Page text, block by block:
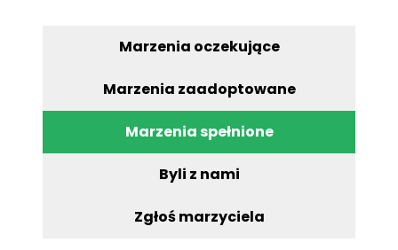
Marzenia oczekujące
Marzenia zaadoptowane
Marzenia spełnione
Byli z nami
Zgłoś marzyciela